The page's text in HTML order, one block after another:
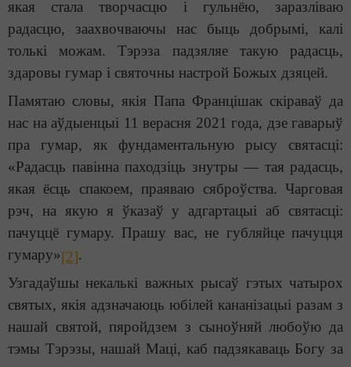
якая стала творчасцю і гульнёю, заразліваю
радасцю, заахвочваючы нас быць добрымі, калі
толькі можам. Тэрэза падзяляе такую радасць,
здаровы гумар і святочны настрой Божых дзяцей.
Памятаю словы, якія Папа Францішак скіраваў да
нас на аўдыенцыі 11 верасня 2021 года, дзе гаварыў
пра гумар, як фундаментальную рысу святасці:
«Радасць павінна паходзіць знутры — тая радасць,
якая ёсць спакоем, праяваю сяброўства. Чарговая
рэч, на якую я ўказаў у адгартацыі аб святасці:
пачуццё гумару. Прашу вас, не губляйце пачуцця
гумару»[2].
Узгадаўшы некалькі важных рысаў гэтых чатырох
святых, якія адзначаюць юбілей кананізацыі разам з
нашай святой, пяройдзем з сыноўняй любоўю да
тэмы Тэрэзы, нашай Маці, каб падзякаваць Богу за